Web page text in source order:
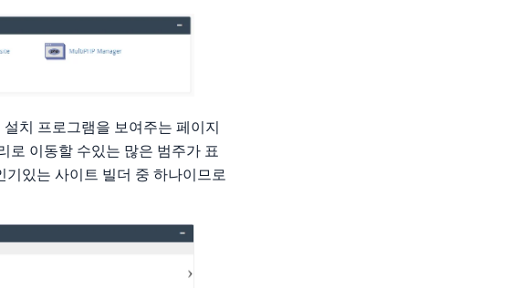
치 프로그램을 보여주는 페이지
로 이동할 수있는 많은 범주가 표
있는 사이트 빌더 중 하나이므로